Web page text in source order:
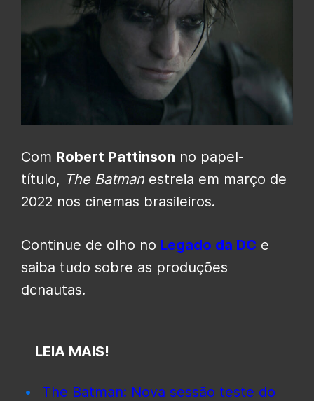
Com Robert Pattinson no papel-
título, The Batman estreia em março de
2022 nos cinemas brasileiros.
Continue de olho no Legado da DC e
saiba tudo sobre as produções
dcnautas.
LEIA MAIS!
The Batman: Nova sessão teste do